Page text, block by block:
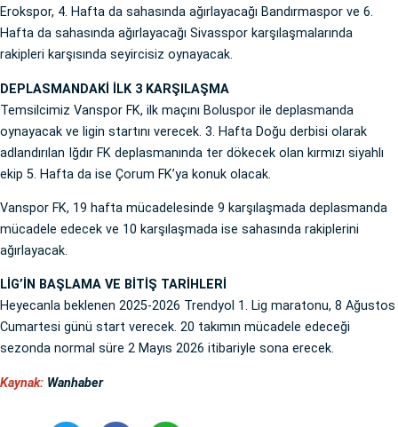
Erokspor, 4. Hafta da sahasında ağırlayacağı Bandırmaspor ve 6.
Hafta da sahasında ağırlayacağı Sivasspor karşılaşmalarında
rakipleri karşısında seyircisiz oynayacak.
DEPLASMANDAKİ İLK 3 KARŞILAŞMA
Temsilcimiz Vanspor FK, ilk maçını Boluspor ile deplasmanda
oynayacak ve ligin startını verecek. 3. Hafta Doğu derbisi olarak
adlandırılan Iğdır FK deplasmanında ter dökecek olan kırmızı siyahlı
ekip 5. Hafta da ise Çorum FK’ya konuk olacak.
Vanspor FK, 19 hafta mücadelesinde 9 karşılaşmada deplasmanda
mücadele edecek ve 10 karşılaşmada ise sahasında rakiplerini
ağırlayacak.
LİG’İN BAŞLAMA VE BİTİŞ TARİHLERİ
Heyecanla beklenen 2025-2026 Trendyol 1. Lig maratonu, 8 Ağustos
Cumartesi günü start verecek. 20 takımın mücadele edeceği
sezonda normal süre 2 Mayıs 2026 itibariyle sona erecek.
Kaynak: Wanhaber